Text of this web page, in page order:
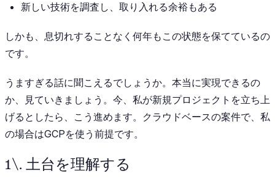
新しい技術を調査し、取り入れる余裕もある
しかも、息切れすることなく何年もこの状態を保てているの
です。
うますぎる話に聞こえるでしょうか。本当に実現できるの
か、見ていきましょう。今、私が新規プロジェクトを立ち上
げるとしたら、こう進めます。クラウドベースの案件で、私
の場合はGCPを使う前提です。
1\. 土台を理解する